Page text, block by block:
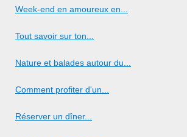
Week-end en amoureux en...
Tout savoir sur ton...
Nature et balades autour du...
Comment profiter d'un...
Réserver un dîner...